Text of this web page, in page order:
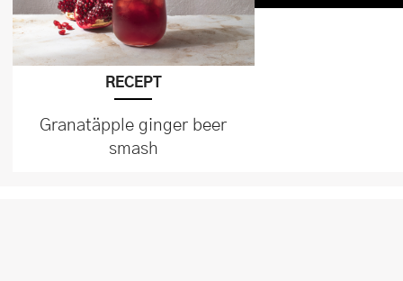
RECEPT
Granatäpple ginger beer
smash